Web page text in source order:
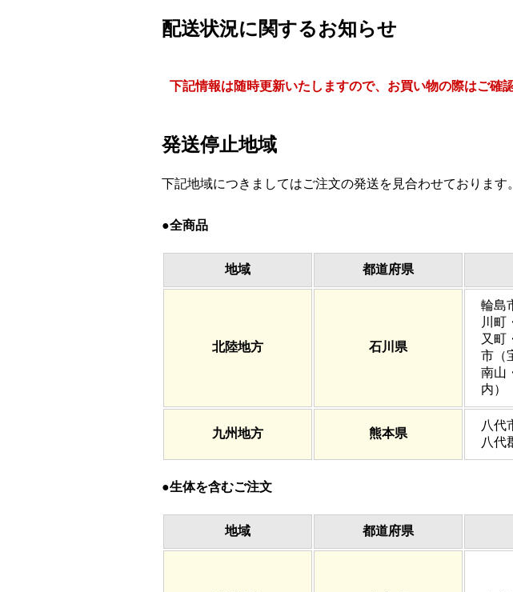
配送状況に関するお知らせ
下記情報は随時更新いたしますので、お買い物の際はご確
発送停止地域
下記地域につきましてはご注文の発送を見合わせております。
●全商品
地域 都道府県
北陸地方 石川県
輪島
川町
又町
市（
南山
内）
九州地方 熊本県
八代
八代
●生体を含むご注文
地域 都道府県